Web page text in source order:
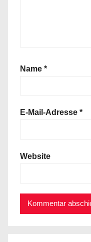
Name *
E-Mail-Adresse *
Website